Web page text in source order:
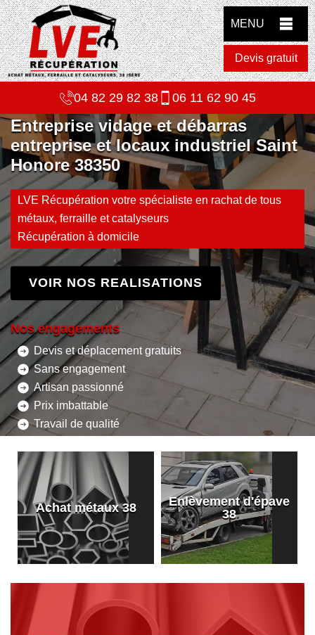
MENU
Devis gratuit
04 82 29 82 38 06 11 62 90 45
Entreprise vidage et débarras
entreprise et locaux industriel Saint
Honore 38350
LVE Récupération votre spécialiste en rachat de tous
métaux, ferraille et catalyseurs
Récupération à domicile
VOIR NOS REALISATIONS
Nos engagements
Devis et déplacement gratuits
Sans engagement
Artisan passionné
Prix imbattable
Travail de qualité
Achat métaux 38
Enlèvement d'épave
38